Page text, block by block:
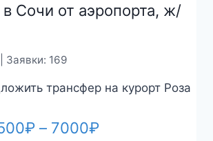
Сочи от аэропорта, ж/
Заявки: 169
трансфер на курорт Роза
₽ – 7000₽Диапазон